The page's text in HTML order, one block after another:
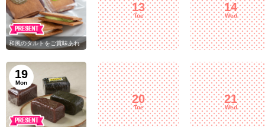
和風のタルトをご賞味あれ
13
Tue
14
Wed
19
Mon
20
Tue
21
Wed